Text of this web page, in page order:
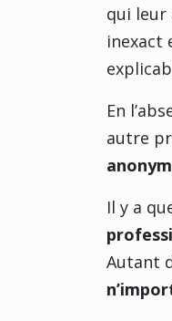
qui leur
inexact
En
autre
Il y a
Autant